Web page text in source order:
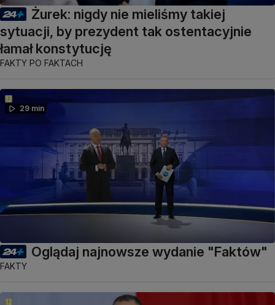
Żurek: nigdy nie mieliśmy takiej
sytuacji, by prezydent tak ostentacyjnie
łamał konstytucję
FAKTY PO FAKTACH
29 min
Oglądaj najnowsze wydanie "Faktów"
FAKTY